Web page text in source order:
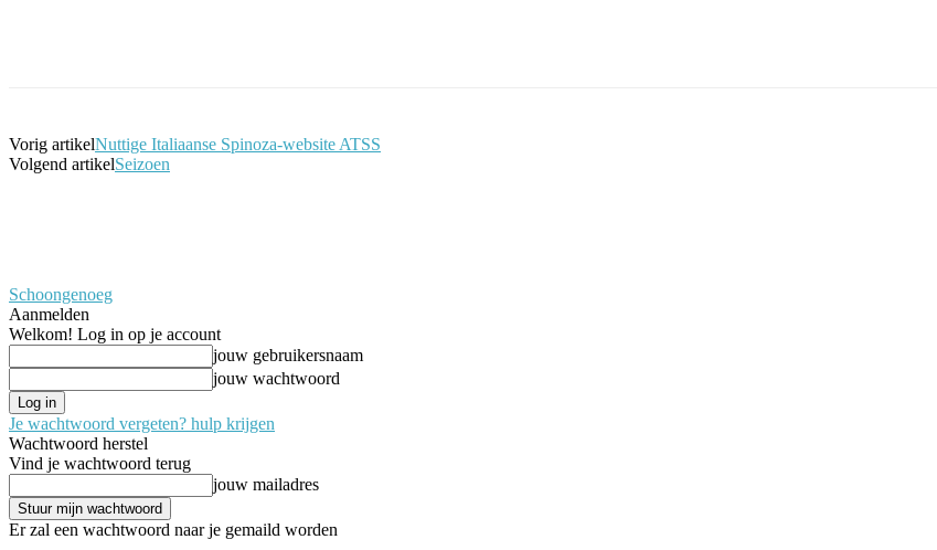
Vorig artikelNuttige Italiaanse Spinoza-website ATSS
Volgend artikelSeizoen
Schoongenoeg
Aanmelden
Welkom! Log in op je account
jouw gebruikersnaam
jouw wachtwoord
Je wachtwoord vergeten? hulp krijgen
Wachtwoord herstel
Vind je wachtwoord terug
jouw mailadres
Er zal een wachtwoord naar je gemaild worden